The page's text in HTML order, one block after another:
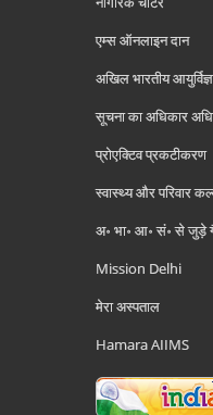
एम्स ऑनलाइन दान
अखिल भारतीय
सूचना का अधिकार
प्रोएक्टिव प्रकटीकरण
स्वास्थ्य और परिवार
अ॰ भा॰ आ॰ सं॰ से जुड़े
Mission Delhi
मेरा अस्पताल
Hamara AIIMS